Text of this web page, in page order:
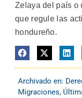
Zelaya del país o
que regule las
hondureño.
Archivado en:
Migraciones,